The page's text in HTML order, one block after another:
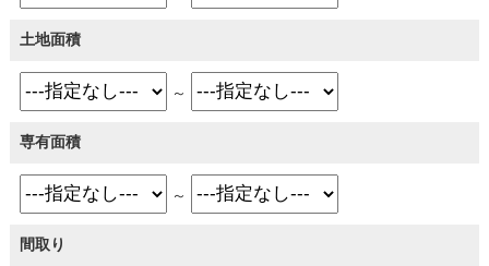
土地面積
～
専有面積
～
間取り